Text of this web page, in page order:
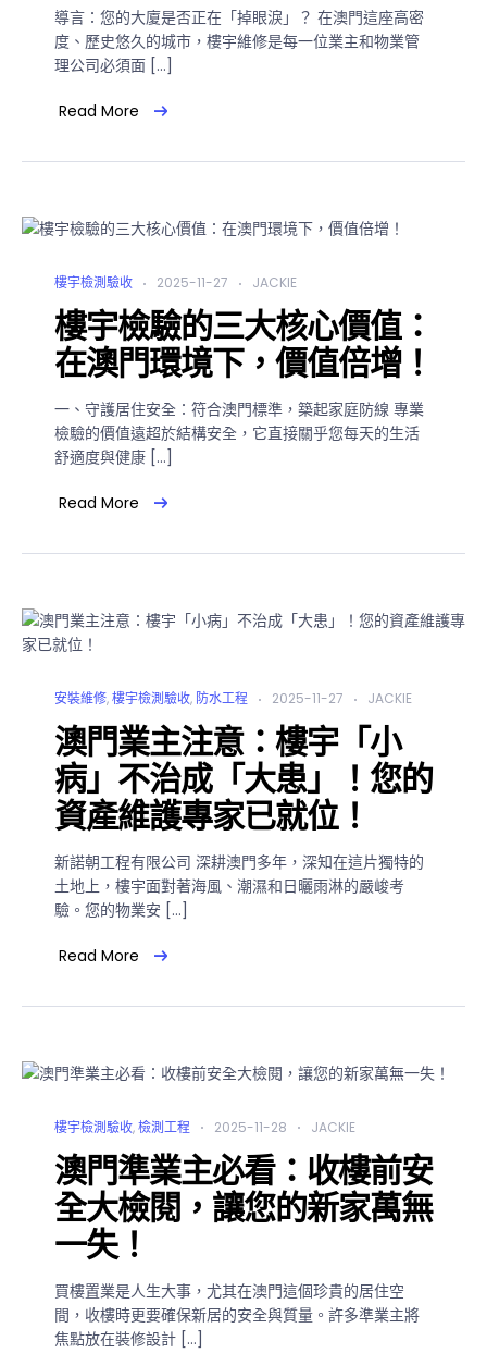
導言：您的大廈是否正在「掉眼淚」？ 在澳門這座高密
度、歷史悠久的城市，樓宇維修是每一位業主和物業管
理公司必須面 […]
Read More
樓宇檢測驗收 2025-11-27 JACKIE
樓宇檢驗的三大核心價值：
在澳門環境下，價值倍增！
一、守護居住安全：符合澳門標準，築起家庭防線 專業
檢驗的價值遠超於結構安全，它直接關乎您每天的生活
舒適度與健康 […]
Read More
安裝維修,樓宇檢測驗收, 防水工程 2025-11-27 JACKIE
澳門業主注意：樓宇「小
病」不治成「大患」！您的
資產維護專家已就位！
新諾朝工程有限公司 深耕澳門多年，深知在這片獨特的
土地上，樓宇面對著海風、潮濕和日曬雨淋的嚴峻考
驗。您的物業安 […]
Read More
樓宇檢測驗收,檢測工程 2025-11-28 JACKIE
澳門準業主必看：收樓前安
全大檢閱，讓您的新家萬無
一失！
買樓置業是人生大事，尤其在澳門這個珍貴的居住空
間，收樓時更要確保新居的安全與質量。許多準業主將
焦點放在裝修設計 […]